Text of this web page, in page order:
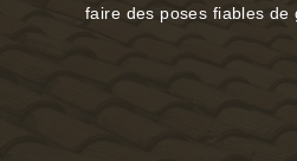
faire des poses fiables de